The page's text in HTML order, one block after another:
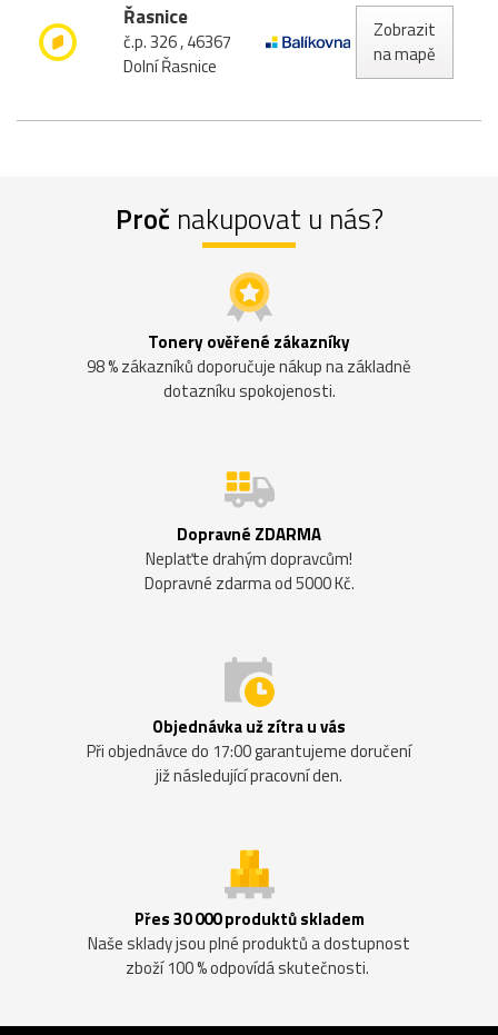
Řasnice
č.p. 326 , 46367
Dolní Řasnice
Zobrazit
na mapě
Proč nakupovat u nás?
Tonery ověřené zákazníky
98 % zákazníků doporučuje nákup na základně
dotazníku spokojenosti.
Dopravné ZDARMA
Neplaťte drahým dopravcům!
Dopravné zdarma od 5000 Kč.
Objednávka už zítra u vás
Při objednávce do 17:00 garantujeme doručení
již následující pracovní den.
Přes 30 000 produktů skladem
Naše sklady jsou plné produktů a dostupnost
zboží 100 % odpovídá skutečnosti.